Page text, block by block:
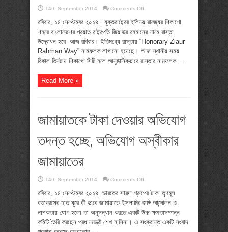
14th September 2014 Comments Offon
জিয়াউর
রহমানের
নামে
রাস্তা
উদ্বোধন
আজ
রবিবার, ১৪ সেপ্টেম্বর ২০১৪ : যুক্তরাষ্ট্রের ইলিনয় রাজ্যের শিকাগো
শহরে বাংলাদেশের প্রয়াত রাষ্ট্রপতি জিয়াউর রহমানের নামে রাস্তা
উদ্বোধন হবে আজ রবিবার। ইতিমধ্যে রাস্তায় “Honorary Ziaur
Rahman Way” নামফলক লাগানো হয়েছে। আজ স্থানীয় সময়
বিকাল তিনটায় শিকাগো সিটি হলে আনুষ্ঠানিকভাবে রাস্তার নামফলক ...
Read More »
জামায়াতকে টাকা দেওয়ার অভিযোগ
তদন্ত হচ্ছে, অভিযোগ অস্বীকার
জামায়াতের
14th September 2014 Comments Offon
টাকা
দেওয়ার
অভিযোগ
হচ্ছে,
অভিযোগ
অস্বীকার
রবিবার, ১৪ সেপ্টেম্বর ২০১৪: ভারতের সারদা গ্রুপের টাকা তৃণমূল
কংগ্রেসের হাত ঘুরে কী ভাবে জামায়াতে ইসলামির জঙ্গি আন্দোলন ও
নাশকতায় যোগ হলো তা অনুসন্ধান করতে একটি উচ্চ ক্ষমতাসম্পন্ন
কমিটি তৈরি করছেন প্রধানমন্ত্রী শেখ হাসিনা। এ সংক্রান্ত একটি সংবাদ